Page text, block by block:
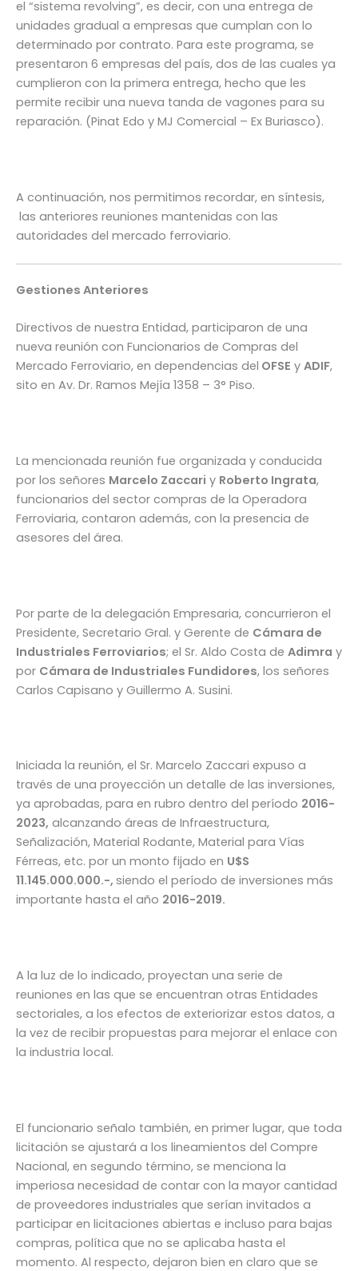
el “sistema revolving”, es decir, con una entrega de
unidades gradual a empresas que cumplan con lo
determinado por contrato. Para este programa, se
presentaron 6 empresas del país, dos de las cuales ya
cumplieron con la primera entrega, hecho que les
permite recibir una nueva tanda de vagones para su
reparación. (Pinat Edo y MJ Comercial – Ex Buriasco).
A continuación, nos permitimos recordar, en síntesis,
las anteriores reuniones mantenidas con las
autoridades del mercado ferroviario.
Gestiones Anteriores
Directivos de nuestra Entidad, participaron de una
nueva reunión con Funcionarios de Compras del
Mercado Ferroviario, en dependencias del OFSE y ADIF,
sito en Av. Dr. Ramos Mejía 1358 – 3° Piso.
La mencionada reunión fue organizada y conducida
por los señores Marcelo Zaccari y Roberto Ingrata,
funcionarios del sector compras de la Operadora
Ferroviaria, contaron además, con la presencia de
asesores del área.
Por parte de la delegación Empresaria, concurrieron el
Presidente, Secretario Gral. y Gerente de Cámara de
Industriales Ferroviarios; el Sr. Aldo Costa de Adimra y
por Cámara de Industriales Fundidores, los señores
Carlos Capisano y Guillermo A. Susini.
Iniciada la reunión, el Sr. Marcelo Zaccari expuso a
través de una proyección un detalle de las inversiones,
ya aprobadas, para en rubro dentro del período 2016-
2023, alcanzando áreas de Infraestructura,
Señalización, Material Rodante, Material para Vías
Férreas, etc. por un monto fijado en U$S
11.145.000.000.-, siendo el período de inversiones más
importante hasta el año 2016-2019.
A la luz de lo indicado, proyectan una serie de
reuniones en las que se encuentran otras Entidades
sectoriales, a los efectos de exteriorizar estos datos, a
la vez de recibir propuestas para mejorar el enlace con
la industria local.
El funcionario señalo también, en primer lugar, que toda
licitación se ajustará a los lineamientos del Compre
Nacional, en segundo término, se menciona la
imperiosa necesidad de contar con la mayor cantidad
de proveedores industriales que serían invitados a
participar en licitaciones abiertas e incluso para bajas
compras, política que no se aplicaba hasta el
momento. Al respecto, dejaron bien en claro que se